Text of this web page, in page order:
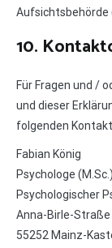
Aufsichtsbehörde
10.
Für Fragen und /
und dieser
folgenden
Fabian König
Psychologe (M.Sc.)
Psychologischer
Anna-Birle-Straße
55252 Mainz-